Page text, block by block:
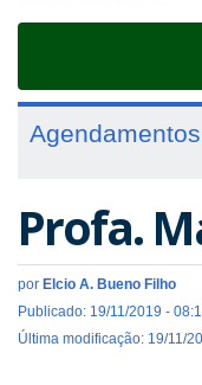
Agendamentos
Profa.
por Elcio A. Bueno Filho
Publicado: 19/11/2019 -
Última modificação: 19/11/